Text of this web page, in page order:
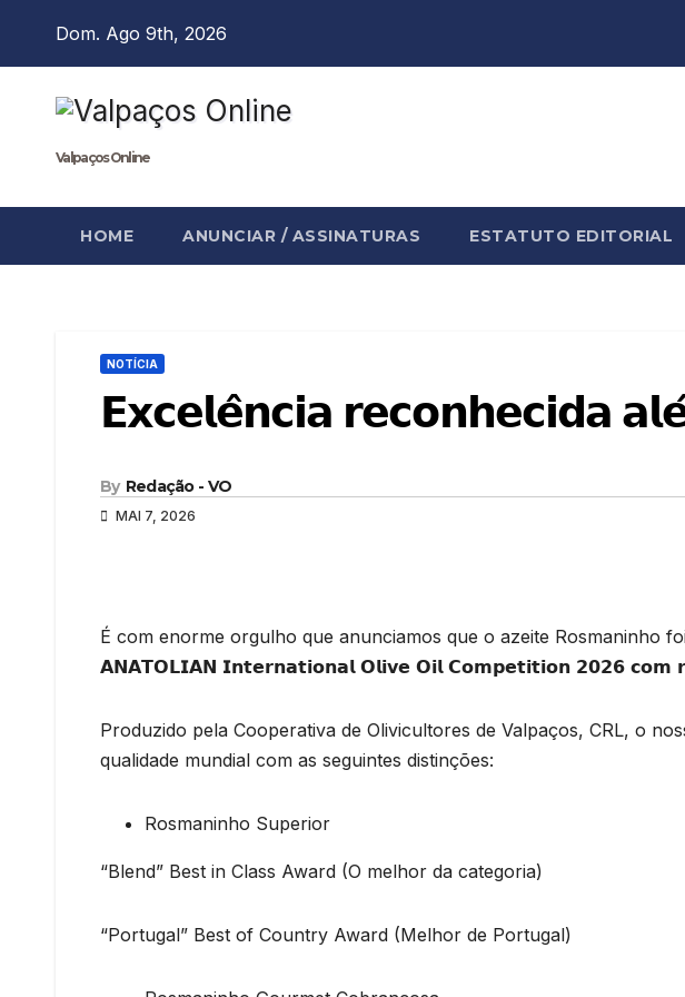
Dom. Ago 9th, 2026
Valpaços Online
HOME ANUNCIAR / ASSINATURAS ESTATUTO EDITORIAL
NOTÍCIA
𝗘𝘅𝗰𝗲𝗹𝗲̂𝗻𝗰𝗶𝗮 𝗿𝗲𝗰𝗼𝗻𝗵𝗲𝗰𝗶𝗱𝗮
By Redação - VO
MAI 7, 2026
É com enorme orgulho que anunciamos que o azeite Rosmaninho
𝗔𝗡𝗔𝗧𝗢𝗟𝗜𝗔𝗡 𝗜𝗻𝘁𝗲𝗿𝗻𝗮𝘁𝗶𝗼𝗻𝗮𝗹 𝗢𝗹𝗶𝘃𝗲 𝗢𝗶𝗹 𝗖𝗼𝗺𝗽𝗲𝘁𝗶𝘁𝗶𝗼𝗻 𝟮𝟬𝟮𝟲 𝗰𝗼𝗺
Produzido pela Cooperativa de Olivicultores de Valpaços, CRL, o
qualidade mundial com as seguintes distinções:
Rosmaninho Superior
“Blend” Best in Class Award (O melhor da categoria)
“Portugal” Best of Country Award (Melhor de Portugal)